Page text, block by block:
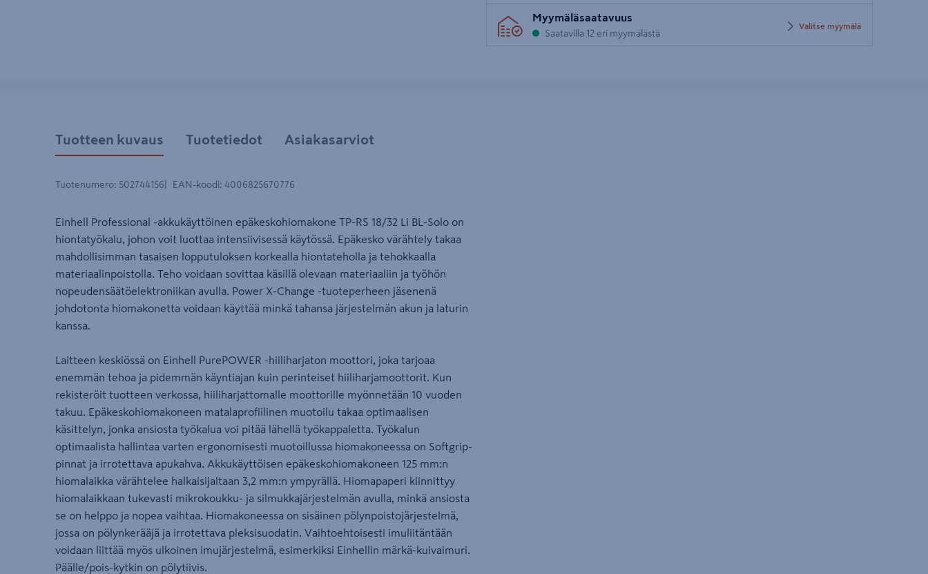
postinumero
Myymäläsaatavuus
Saatavilla 12 eri myymälästä
Valitse myymälä
Tuotteen kuvaus Tuotetiedot Asiakasarviot
Tuotenumero: 502744156 EAN-koodi: 4006825670776
Einhell Professional -akkukäyttöinen epäkeskohiomakone TP-RS 18/32 Li BL-Solo on
hiontatyökalu, johon voit luottaa intensiivisessä käytössä. Epäkesko värähtely takaa
mahdollisimman tasaisen lopputuloksen korkealla hiontateholla ja tehokkaalla
materiaalinpoistolla. Teho voidaan sovittaa käsillä olevaan materiaaliin ja työhön
nopeudensäätöelektroniikan avulla. Power X-Change -tuoteperheen jäsenenä
johdotonta hiomakonetta voidaan käyttää minkä tahansa järjestelmän akun ja laturin
kanssa.
Laitteen keskiössä on Einhell PurePOWER -hiiliharjaton moottori, joka tarjoaa
enemmän tehoa ja pidemmän käyntiajan kuin perinteiset hiiliharjamoottorit. Kun
rekisteröit tuotteen verkossa, hiiliharjattomalle moottorille myönnetään 10 vuoden
takuu. Epäkeskohiomakoneen matalaprofiilinen muotoilu takaa optimaalisen
käsittelyn, jonka ansiosta työkalua voi pitää lähellä työkappaletta. Työkalun
optimaalista hallintaa varten ergonomisesti muotoillussa hiomakoneessa on Softgrip-
pinnat ja irrotettava apukahva. Akkukäyttöisen epäkeskohiomakoneen 125 mm:n
hiomalaikka värähtelee halkaisijaltaan 3,2 mm:n ympyrällä. Hiomapaperi kiinnittyy
hiomalaikkaan tukevasti mikrokoukku- ja silmukkajärjestelmän avulla, minkä ansiosta
se on helppo ja nopea vaihtaa. Hiomakoneessa on sisäinen pölynpoistojärjestelmä,
jossa on pölynkerääjä ja irrotettava pleksisuodatin. Vaihtoehtoisesti imuliitäntään
voidaan liittää myös ulkoinen imujärjestelmä, esimerkiksi Einhellin märkä-kuivaimuri.
Päälle/pois-kytkin on pölytiivis.